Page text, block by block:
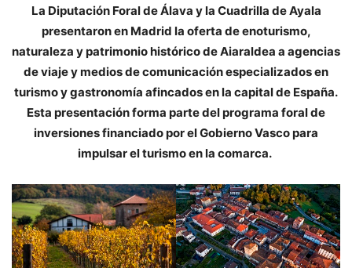
La Diputación Foral de Álava y la Cuadrilla de Ayala
presentaron en Madrid la oferta de enoturismo,
naturaleza y patrimonio histórico de Aiaraldea a agencias
de viaje y medios de comunicación especializados en
turismo y gastronomía afincados en la capital de España.
Esta presentación forma parte del programa foral de
inversiones financiado por el Gobierno Vasco para
impulsar el turismo en la comarca.